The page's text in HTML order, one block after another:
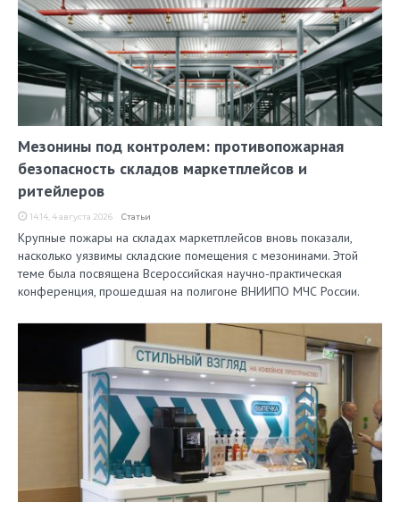
Мезонины под контролем: противопожарная
безопасность складов маркетплейсов и
ритейлеров
14:14, 4 августа 2026 Статьи
Крупные пожары на складах маркетплейсов вновь показали,
насколько уязвимы складские помещения с мезонинами. Этой
теме была посвящена Всероссийская научно-практическая
конференция, прошедшая на полигоне ВНИИПО МЧС России.